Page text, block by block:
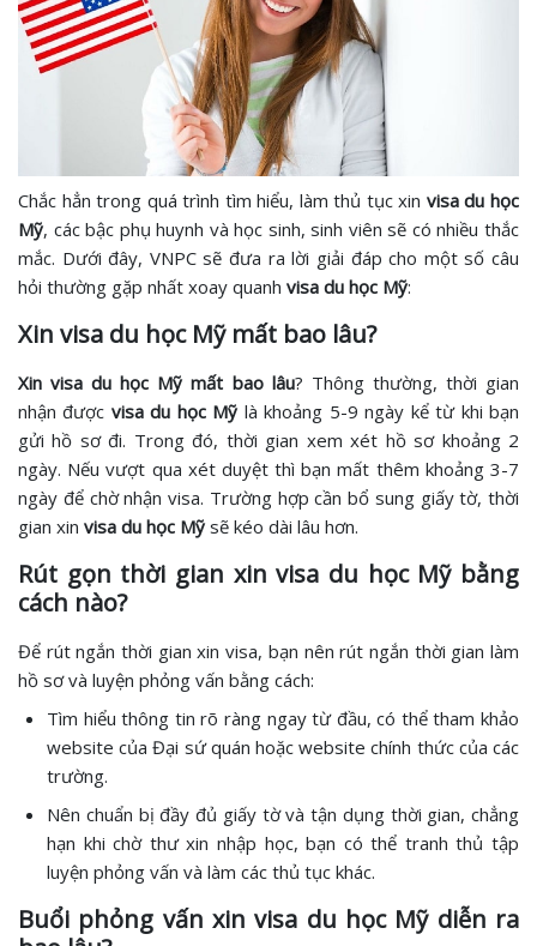
Chắc hẳn trong quá trình tìm hiểu, làm thủ tục xin visa du học
Mỹ, các bậc phụ huynh và học sinh, sinh viên sẽ có nhiều thắc
mắc. Dưới đây, VNPC sẽ đưa ra lời giải đáp cho một số câu
hỏi thường gặp nhất xoay quanh visa du học Mỹ:
Xin visa du học Mỹ mất bao lâu?
Xin visa du học Mỹ mất bao lâu? Thông thường, thời gian
nhận được visa du học Mỹ là khoảng 5-9 ngày kể từ khi bạn
gửi hồ sơ đi. Trong đó, thời gian xem xét hồ sơ khoảng 2
ngày. Nếu vượt qua xét duyệt thì bạn mất thêm khoảng 3-7
ngày để chờ nhận visa. Trường hợp cần bổ sung giấy tờ, thời
gian xin visa du học Mỹ sẽ kéo dài lâu hơn.
Rút gọn thời gian xin visa du học Mỹ bằng
cách nào?
Để rút ngắn thời gian xin visa, bạn nên rút ngắn thời gian làm
hồ sơ và luyện phỏng vấn bằng cách:
Tìm hiểu thông tin rõ ràng ngay từ đầu, có thể tham khảo
website của Đại sứ quán hoặc website chính thức của các
trường.
Nên chuẩn bị đầy đủ giấy tờ và tận dụng thời gian, chẳng
hạn khi chờ thư xin nhập học, bạn có thể tranh thủ tập
luyện phỏng vấn và làm các thủ tục khác.
Buổi phỏng vấn xin visa du học Mỹ diễn ra